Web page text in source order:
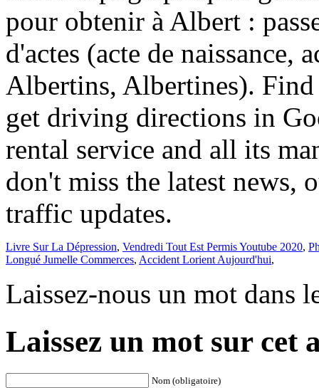
Livre Sur La Dépression, Vendredi Tout Est Permis Youtube 2020,
Longué Jumelle Commerces, Accident Lorient Aujourd'hui,
Laissez-nous un mot dans
Laissez un mot sur cet
Nom (obligatoire)